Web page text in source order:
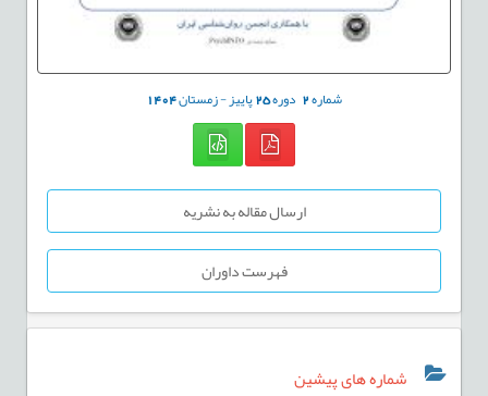
شماره2 دوره25پاییز - زمستان1404
ارسال مقاله به نشریه
فهرست داوران
شماره های پیشین